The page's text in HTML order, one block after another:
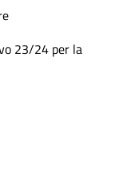
23/24 per la